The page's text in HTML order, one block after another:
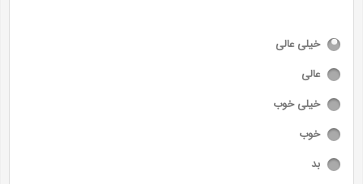
خیلی عالی
عالی
خیلی خوب
خوب
بد